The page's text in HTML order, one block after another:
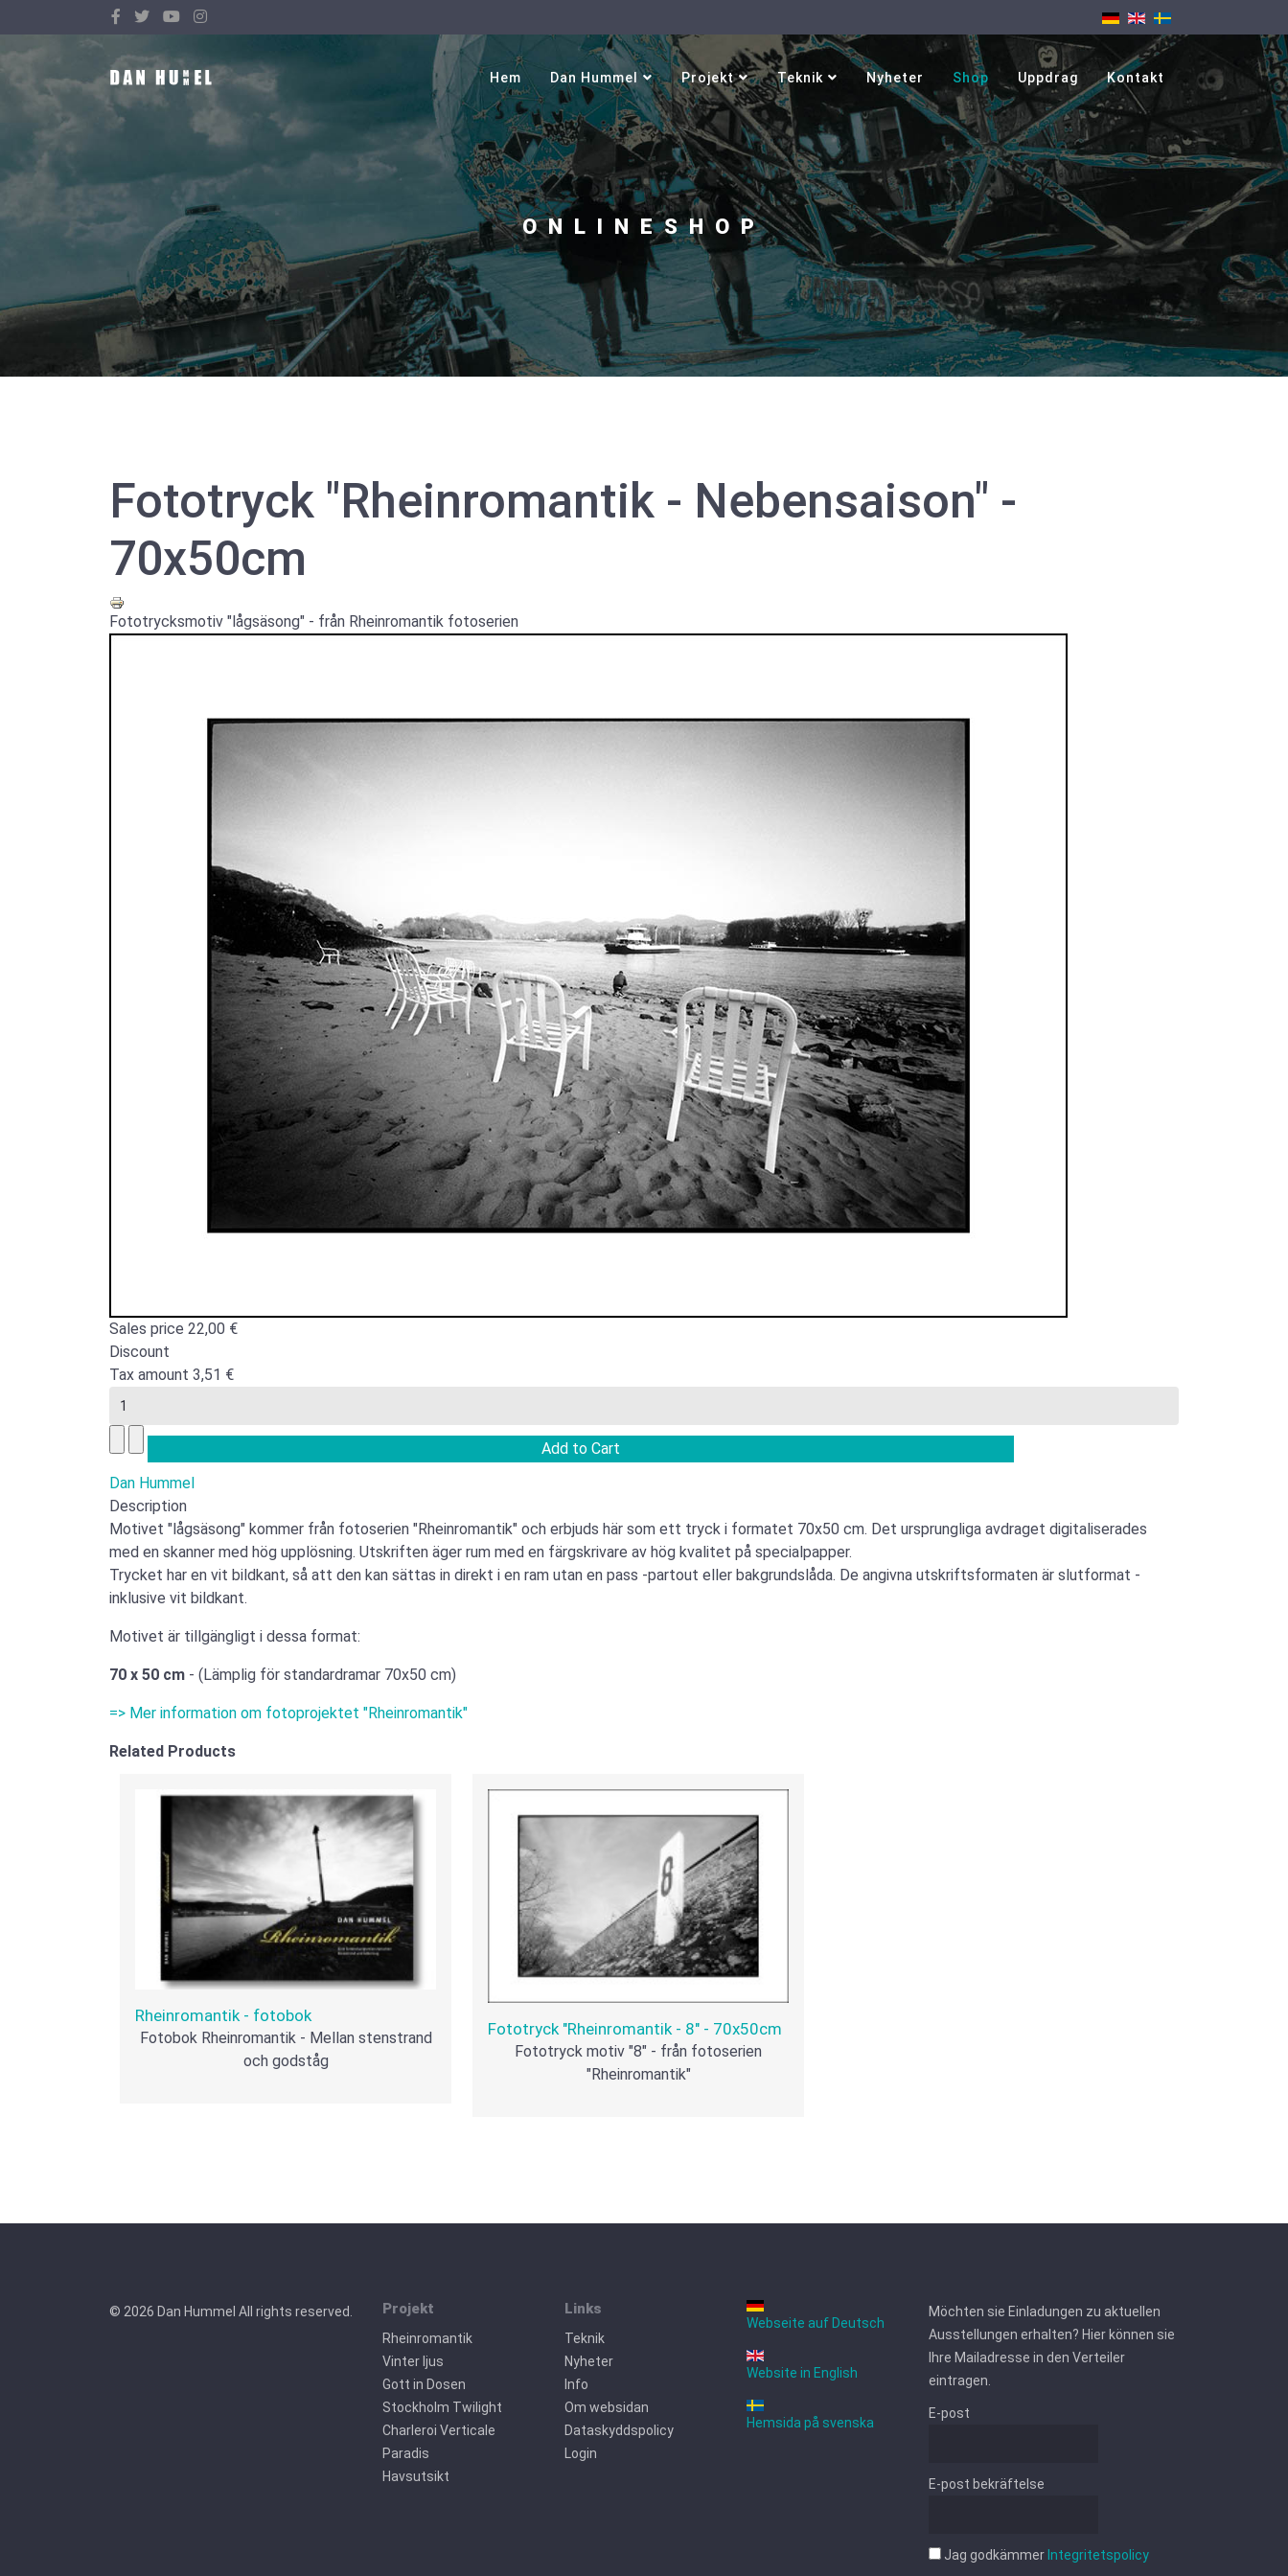
Hem Dan Hummel Projekt Teknik Nyheter Shop Uppdrag Kontakt
ONLINESHOP
Fototryck "Rheinromantik - Nebensaison" -
70x50cm
Fototrycksmotiv "lågsäsong" - från Rheinromantik fotoserien
Sales price 22,00 €
Discount
Tax amount 3,51 €
Dan Hummel
Description
Motivet "lågsäsong" kommer från fotoserien "Rheinromantik" och erbjuds här som ett tryck i formatet 70x50 cm. Det ursprungliga avdraget digitaliserades
med en skanner med hög upplösning. Utskriften äger rum med en färgskrivare av hög kvalitet på specialpapper.
Trycket har en vit bildkant, så att den kan sättas in direkt i en ram utan en pass -partout eller bakgrundslåda. De angivna utskriftsformaten är slutformat -
inklusive vit bildkant.
Motivet är tillgängligt i dessa format:
70 x 50 cm - (Lämplig för standardramar 70x50 cm)
=> Mer information om fotoprojektet "Rheinromantik"
Related Products
Rheinromantik - fotobok
Fotobok Rheinromantik - Mellan stenstrand
och godståg
Fototryck "Rheinromantik - 8" - 70x50cm
Fototryck motiv "8" - från fotoserien
"Rheinromantik"
© 2026 Dan Hummel All rights reserved. Projekt
Rheinromantik
Vinter ljus
Gott in Dosen
Stockholm Twilight
Charleroi Verticale
Paradis
Havsutsikt
Links
Teknik
Nyheter
Info
Om websidan
Dataskyddspolicy
Login
Webseite auf Deutsch
Website in English
Hemsida på svenska
Möchten sie Einladungen zu aktuellen
Ausstellungen erhalten? Hier können sie
Ihre Mailadresse in den Verteiler
eintragen.
E-post
E-post bekräftelse
Jag godkämmer Integritetspolicy